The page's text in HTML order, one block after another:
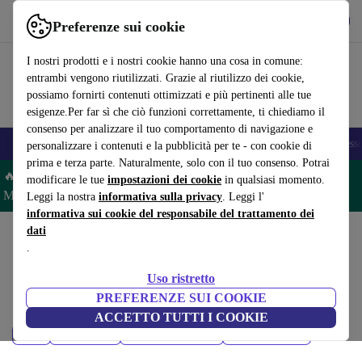
Preferenze sui cookie
I nostri prodotti e i nostri cookie hanno una cosa in comune:
entrambi vengono riutilizzati. Grazie al riutilizzo dei cookie,
possiamo fornirti contenuti ottimizzati e più pertinenti alle tue
esigenze.Per far sì che ciò funzioni correttamente, ti chiediamo il
consenso per analizzare il tuo comportamento di navigazione e
personalizzare i contenuti e la pubblicità per te - con cookie di
prima e terza parte. Naturalmente, solo con il tuo consenso. Potrai
modificare le tue impostazioni dei cookie in qualsiasi momento.
Leggi la nostra informativa sulla privacy. Leggi l'
informativa sui cookie del responsabile del trattamento dei
dati
.
Uso ristretto
PREFERENZE SUI COOKIE
ACCETTO TUTTI I COOKIE
Usa refurbed in modo rapido e semplice
🎒 Back to school Smartphone Portatili Tablet Smartwatch
🔥 Risparmia il 5% IN PIÙ su MacBook e iPad– Codice:
MACPAD5 –Condizioni
Home
iPad ricondizionati certificati sotto 900 – risparmia fino al 40%. Resi
entro 30 giorni e garanzia di 12 mesi. Acquista in modo sostenibile oggi!